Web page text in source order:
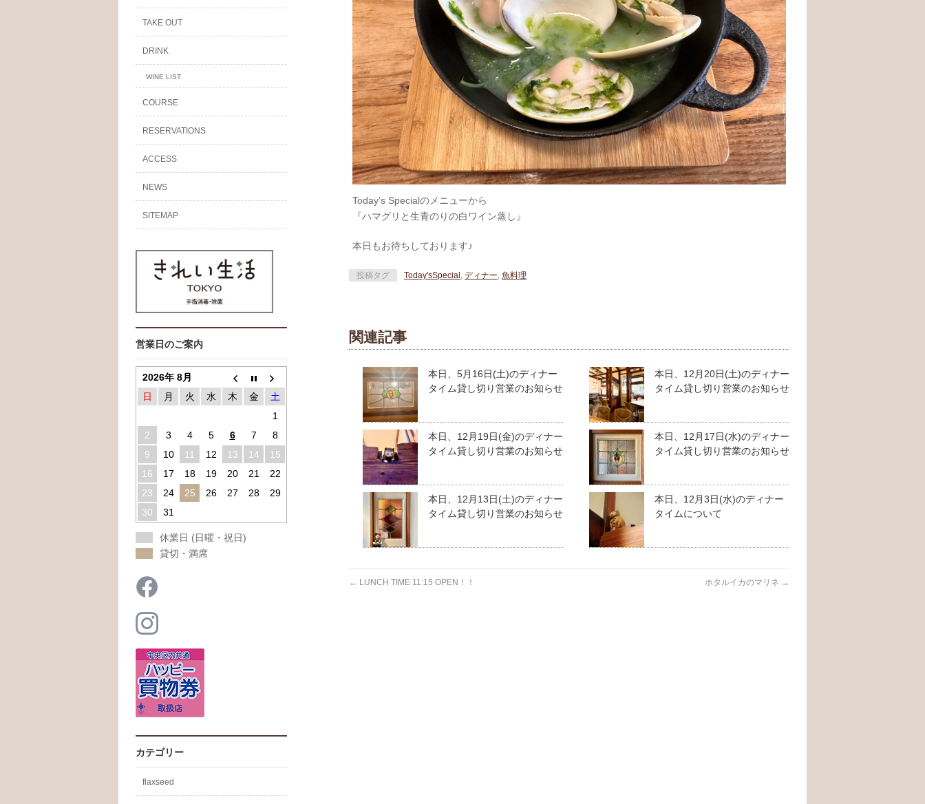
Today’s Specialのメニューから
『ハマグリと生青のりの白ワイン蒸し』
本日もお待ちしております♪
投稿タグ Today'sSpecial, ディナー, 魚料理
関連記事
本日、5月16日(土)のディナー
タイム貸し切り営業のお知らせ
本日、12月20日(土)のディナー
タイム貸し切り営業のお知らせ
本日、12月19日(金)のディナー
タイム貸し切り営業のお知らせ
本日、12月17日(水)のディナー
タイム貸し切り営業のお知らせ
本日、12月13日(土)のディナー
タイム貸し切り営業のお知らせ
本日、12月3日(水)のディナー
タイムについて
← LUNCH TIME 11:15 OPEN！！ ホタルイカのマリネ →
TAKE OUT
DRINK
WINE LIST
COURSE
RESERVATIONS
ACCESS
NEWS
SITEMAP
営業日のご案内
2026年 8月
日
月 火 水 木 金
土
1
2
3 4 5 6 7
8
9
10 11 12 13 14
15
16
17 18 19 20 21
22
23
24 25 26 27 28
29
30
31
休業日 (日曜・祝日)
貸切・満席
カテゴリー
flaxseed